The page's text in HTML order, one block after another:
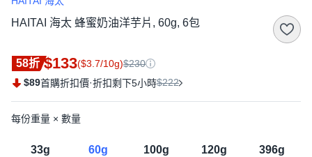
HAITAI 海太 蜂蜜奶油洋芋片, 60g, 6包
58折 $133($3.7/10g)$230
$89首購折扣價·折扣剩下5小時$222
每份重量 × 數量
33g 60g 100g 120g 396g